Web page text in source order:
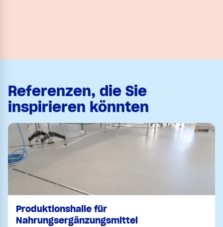
Referenzen, die Sie
inspirieren könnten
Produktionshalle für
Nahrungsergänzungsmittel